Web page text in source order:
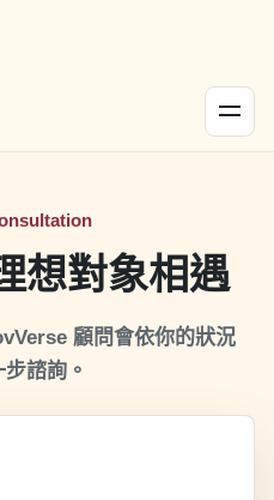
想對象相遇
顧問會依你的狀況
諮詢。